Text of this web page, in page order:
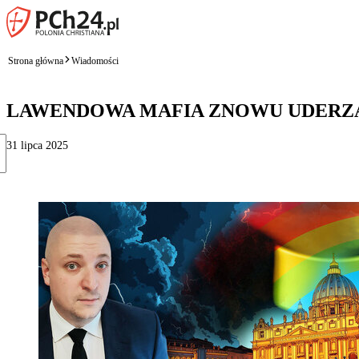
Strona główna Wiadomości
LAWENDOWA MAFIA ZNOWU
31 lipca 2025